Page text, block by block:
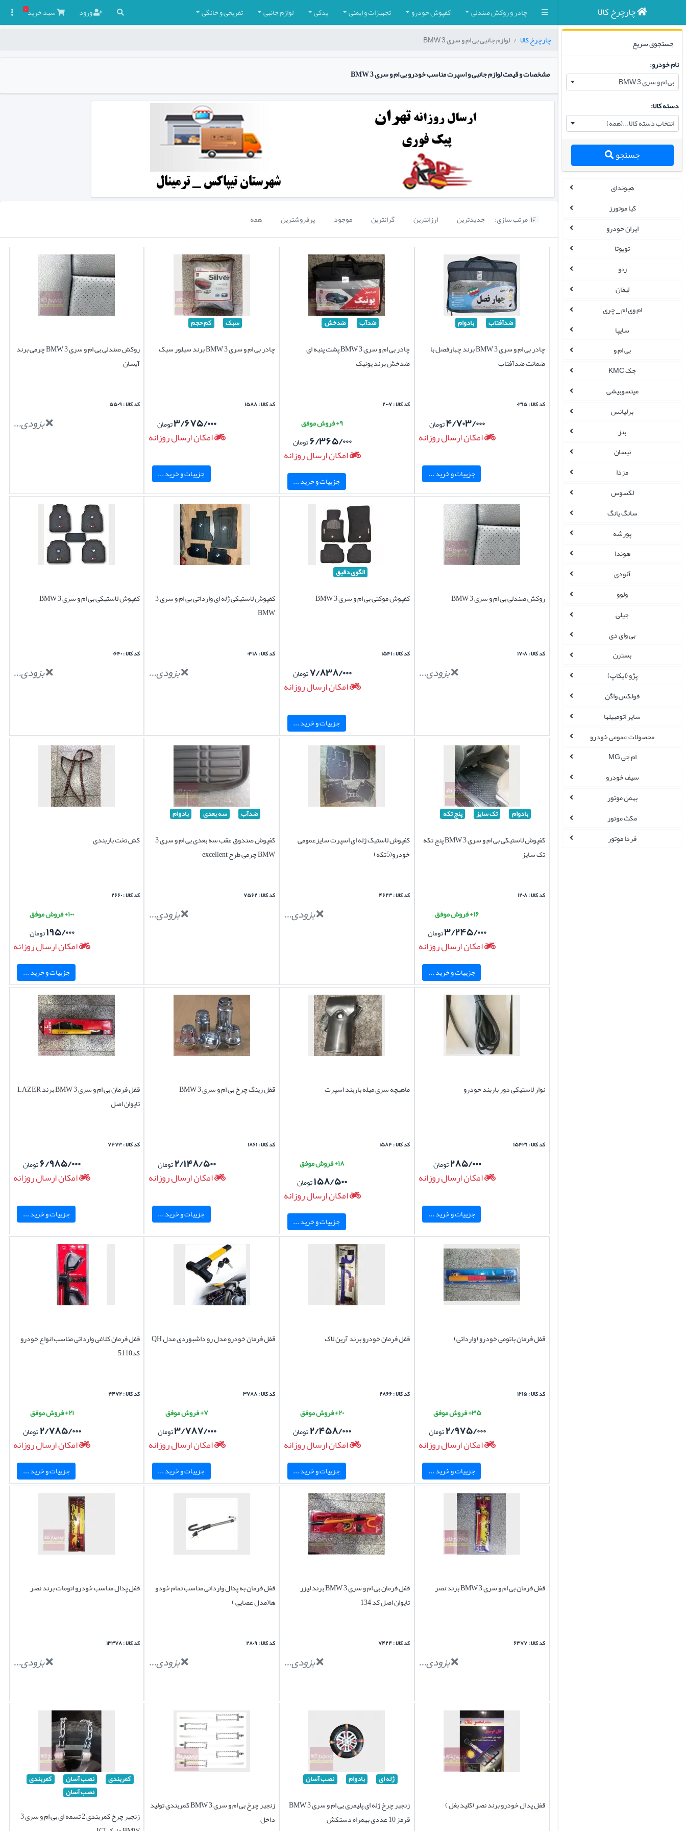
چادر و روکش صندلی کفپوش خودرو تجهیزات و ایمنی یدکی لوازم جانبی تفریحی و خانگی ورود سبدخرید۰ چارچرخ کالا
جستجوی سریع
نام خودرو:
بی ام و سری 3 BMW
دسته کالا:
انتخاب دسته کالا...(همه)
جستجو
هیوندای
کیا موتورز
ایران خودرو
تویوتا
رنو
لیفان
ام وی ام _ چری
سایپا
بی ام و
جک KMC
میتسوبیشی
برلیانس
بنز
نیسان
مزدا
لکسوس
سانگ یانگ
پورشه
هوندا
آئودی
ولوو
جیلی
بی وای دی
بسترن
پژو (ایکاپ)
فولکس واگن
سایر اتومبیلها
محصولات عمومی خودرو
ام جی MG
سیف خودرو
بهمن موتور
مکث موتور
فردا موتور
چارچرخ کالا لوازم جانبی بی ام و سری 3 BMW
مشخصات و قیمت لوازم جانبی و اسپرت مناسب خودرو بی ام و سری 3 BMW
 مرتب سازی: جدیدترین ارزانترین گرانترین موجود پرفروشترین همه
ضدآفتاب بادوام
چادر بی ام و سری 3 BMW برند چهارفصل با
ضمانت ضدآفتاب
کد کالا : ۰۳۱۵
۴/۷۰۳/۰۰۰تومان
امکان ارسال روزانه
جزییات و خرید ...
ضدآب ضدخش
چادر بی ام و سری 3 BMW پشت پنبه ای
ضدخش برند یونیک
کد کالا : ۲۰۰۷
۹+ فروش موفق
۶/۳۶۵/۰۰۰تومان
امکان ارسال روزانه
جزییات و خرید ...
سبک کم حجم
چادر بی ام و سری 3 BMW برند سیلور سبک
کد کالا : ۱۵۸۸
۳/۶۷۵/۰۰۰تومان
امکان ارسال روزانه
جزییات و خرید ...
روکش صندلی بی ام و سری 3 BMW چرمی برند
آیسان
کد کالا : ۵۵۰۹
بزودی...
روکش صندلی بی ام و سری 3 BMW
کد کالا : ۱۷۰۸
بزودی...
الگوی دقیق
کفپوش موکتی بی ام و سری 3 BMW
کد کالا : ۱۵۴۱
۷/۸۳۸/۰۰۰تومان
امکان ارسال روزانه
جزییات و خرید ...
کفپوش لاستیکی ژله ای وارداتی بی ام و سری 3
BMW
کد کالا : ۰۳۱۸
بزودی...
کفپوش لاستیکی بی ام و سری 3 BMW
کد کالا : ۰۶۴۰
بزودی...
بادوام تک سایز پنج تکه
کفپوش لاستیکی بی ام و سری 3 BMW پنج تکه
تک سایز
کد کالا : ۱۲۰۸
۱۶+ فروش موفق
۳/۲۴۵/۰۰۰تومان
امکان ارسال روزانه
جزییات و خرید ...
کفپوش لاستیک ژله ای اسپرت سایزعمومی
خودرو(5تکه)
کد کالا : ۴۶۲۳
بزودی...
ضدآب سه بعدی بادوام
کفپوش صندوق عقب سه بعدی بی ام و سری 3
BMW چرمی طرح excellent
کد کالا : ۷۵۶۲
بزودی...
کش تخت باربندی
کد کالا : ۲۶۶۰
۱۰۰+ فروش موفق
۱۹۵/۰۰۰تومان
امکان ارسال روزانه
جزییات و خرید ...
نوار لاستیکی دور باربند خودرو
کد کالا : ۱۵۴۳۱
۲۸۵/۰۰۰تومان
امکان ارسال روزانه
جزییات و خرید ...
ماهیچه سری میله باربند اسپرت
کد کالا : ۱۵۸۴
۱۸+ فروش موفق
۱۵۸/۵۰۰تومان
امکان ارسال روزانه
جزییات و خرید ...
قفل رینگ چرخ بی ام و سری 3 BMW
کد کالا : ۱۸۶۱
۲/۱۴۸/۵۰۰تومان
امکان ارسال روزانه
جزییات و خرید ...
قفل فرمان بی ام و سری 3 BMW برند LAZER
تایوان اصل
کد کالا : ۷۴۷۳
۶/۹۸۵/۰۰۰تومان
امکان ارسال روزانه
جزییات و خرید ...
قفل فرمان باتومی خودرو (وارداتی)
کد کالا : ۱۲۱۵
۳۵+ فروش موفق
۲/۹۷۵/۰۰۰تومان
امکان ارسال روزانه
جزییات و خرید ...
قفل فرمان خودرو برند آرین لاک
کد کالا : ۲۸۶۶
۲۰+ فروش موفق
۲/۴۵۸/۰۰۰تومان
امکان ارسال روزانه
جزییات و خرید ...
قفل فرمان خودرو مدل رو داشبوردی مدل QH
کد کالا : ۳۷۸۸
۷+ فروش موفق
۳/۷۸۷/۰۰۰تومان
امکان ارسال روزانه
جزییات و خرید ...
قفل فرمان کلاغی وارداتی مناسب انواع خودرو
کد5110
کد کالا : ۴۴۷۲
۲۱+ فروش موفق
۲/۷۸۵/۰۰۰تومان
امکان ارسال روزانه
جزییات و خرید ...
قفل فرمان بی ام و سری 3 BMW برند نصر
کد کالا : ۶۳۷۷
بزودی...
قفل فرمان بی ام و سری 3 BMW برند لیزر
تایوان اصل کد 134
کد کالا : ۷۴۲۴
بزودی...
قفل فرمان به پدال وارداتی مناسب تمام خودو
ها(مدل عصایی )
کد کالا : ۲۸۰۹
بزودی...
قفل پدال مناسب خودرو اتومات برند نصر
کد کالا : ۱۳۳۷۸
بزودی...
قفل پدال خودرو برند نصر (کلید بغل )
ژله ای بادوام نصب آسان
زنجیر چرخ ژله ای پلیمری بی ام و سری 3 BMW
قرمز 10 عددی بهمراه دستکش
زنجیر چرخ بی ام و سری 3 BMW کمربندی تولید
داخل
کمربندی نصب آسان
کمربندی
نصب آسان
زنجیر چرخ کمربندی 2 تسمه ای بی ام و سری 3